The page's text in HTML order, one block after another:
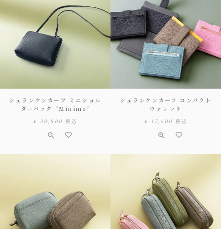
シュランケンカーフ ミニショル
ダーバッグ “Minimo”
¥ 30,800 税込
シュランケンカーフ コンパクト
ウォレット
¥ 17,600 税込